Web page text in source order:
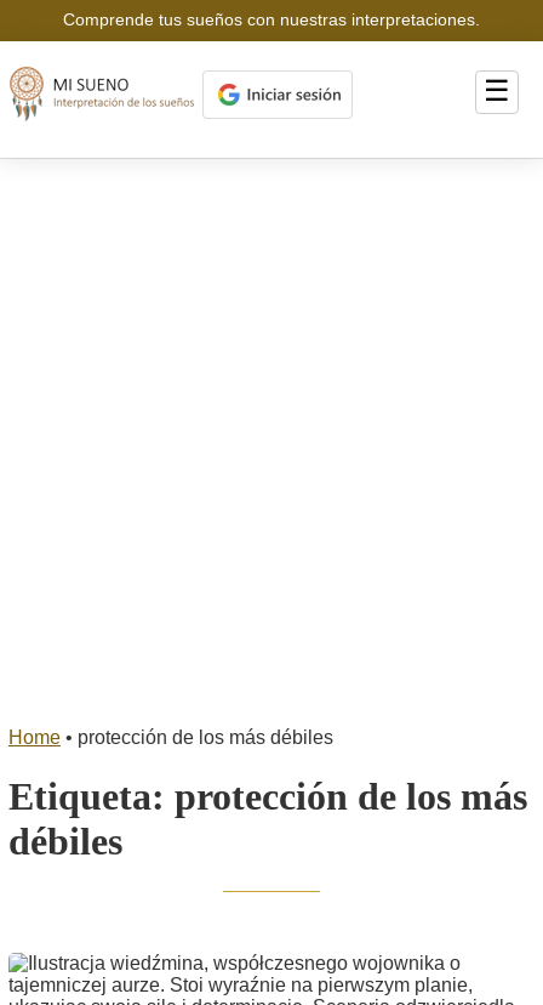
Comprende tus sueños con nuestras interpretaciones.
☰
Home • protección de los más débiles
Etiqueta: protección de los más
débiles